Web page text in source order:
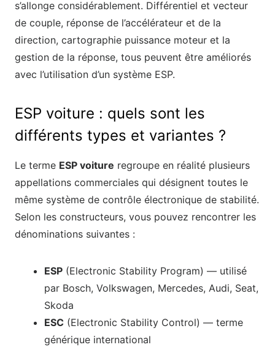
s’allonge considérablement. Différentiel et vecteur
de couple, réponse de l’accélérateur et de la
direction, cartographie puissance moteur et la
gestion de la réponse, tous peuvent être améliorés
avec l’utilisation d’un système ESP.
ESP voiture : quels sont les
différents types et variantes ?
Le terme ESP voiture regroupe en réalité plusieurs
appellations commerciales qui désignent toutes le
même système de contrôle électronique de stabilité.
Selon les constructeurs, vous pouvez rencontrer les
dénominations suivantes :
ESP (Electronic Stability Program) — utilisé
par Bosch, Volkswagen, Mercedes, Audi, Seat,
Skoda
ESC (Electronic Stability Control) — terme
générique international